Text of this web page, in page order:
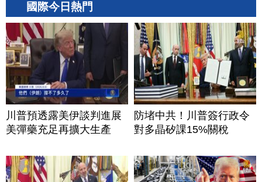
國際今日熱門
川普預透露美伊談判進展
美彈藥充足再擴大生產
防堵中共！川普簽行政令
對多晶矽課15%關稅